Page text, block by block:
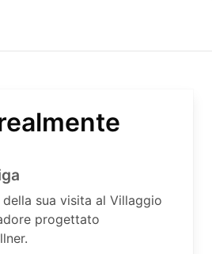
sua visita al Villaggio
progettato